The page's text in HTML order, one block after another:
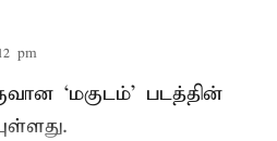
pm
‘மகுடம்’ படத்தின்